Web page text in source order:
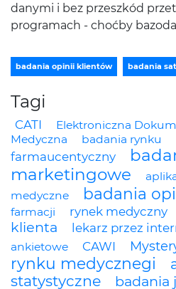
danymi i bez przeszkód
programach - choćby
badania opinii klientów badania
Tagi
CATI
Elektroniczna
Medyczna
badania rynku
farmaucentyczny
marketingowe
medyczne
badania
farmacji
rynek medyczny
klienta
lekarz przez
ankietowe
CAWI
rynku medycznegi
statystyczne
badania